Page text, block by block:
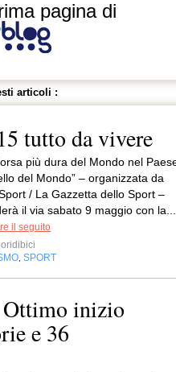
pagina di
articoli :
tutto da vivere
più dura del Mondo nel
del Mondo” – organizzata da
/ La Gazzetta dello Sport –
il via sabato 9 maggio con la...
il seguito
SPORT
inizio
e 36